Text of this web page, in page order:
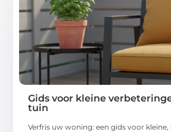
Gids voor kleine
tuin
Verfris uw woning: een gids voor